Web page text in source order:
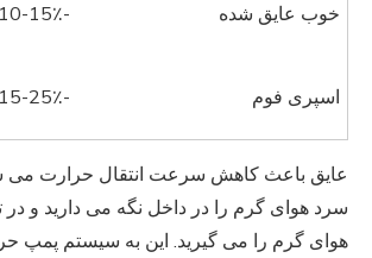
خوب عایق شده -10-15٪ بار
اسپری فوم -15-25٪ بار
عایق باعث کاهش سرعت انتقال حرارت می
سرد هوای گرم را در داخل نگه می دارید و در
هوای گرم را می گیرید. این به سیستم پمپ